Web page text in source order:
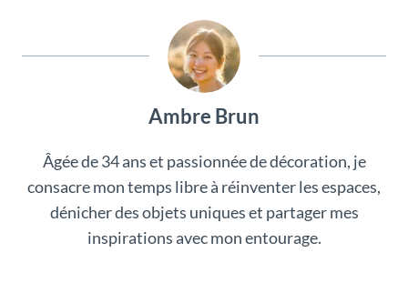
Ambre Brun
Âgée de 34 ans et passionnée de décoration, je
consacre mon temps libre à réinventer les espaces,
dénicher des objets uniques et partager mes
inspirations avec mon entourage.